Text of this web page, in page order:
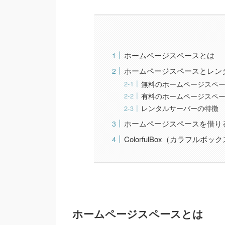
ホームページスペースとは
ホームページスペースとレ
無料のホームページスペ
有料のホームページスペ
レンタルサーバーの特徴
ホームページスペースを借
ColorfulBox（カラフルボック
ホームページスペースとは